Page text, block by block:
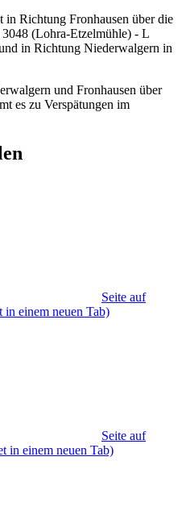
Richtung Fronhausen über die
(Lohra-Etzelmühle) - L
in Richtung Niederwalgern in
und Fronhausen über
es zu Verspätungen im
Seite auf
in einem neuen Tab)
Seite auf
in einem neuen Tab)